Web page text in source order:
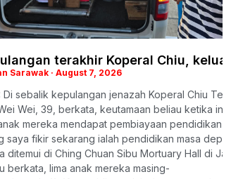
terakhir Koperal Chiu,
Sarawak August 7, 2026
Di sebalik kepulangan jenazah Koperal Chiu
Wei, 39, berkata, keutamaan beliau ketika ini
mereka mendapat pembiayaan pendidikan
saya fikir sekarang ialah pendidikan masa
ditemui di Ching Chuan Sibu Mortuary Hall di
berkata, lima anak mereka masing-